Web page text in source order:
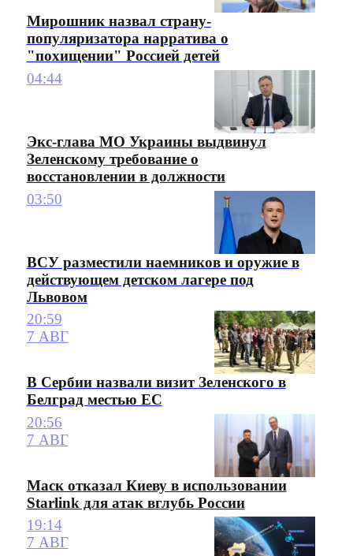
Мирошник назвал страну-
популяризатора нарратива о
"похищении" Россией детей
04:44
Экс-глава МО Украины выдвинул
Зеленскому требование о
восстановлении в должности
03:50
ВСУ разместили наемников и оружие в
действующем детском лагере под
Львовом
20:59
7 АВГ
В Сербии назвали визит Зеленского в
Белград местью ЕС
20:56
7 АВГ
Маск отказал Киеву в использовании
Starlink для атак вглубь России
19:14
7 АВГ